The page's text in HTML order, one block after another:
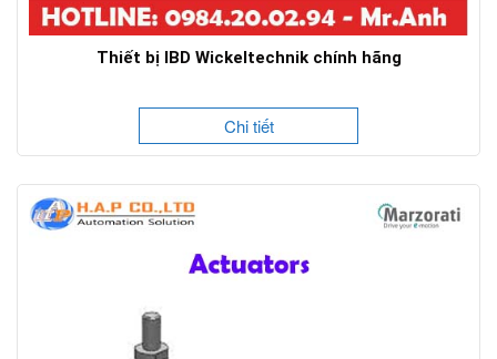
Thiết bị IBD Wickeltechnik chính hãng
Chi tiết